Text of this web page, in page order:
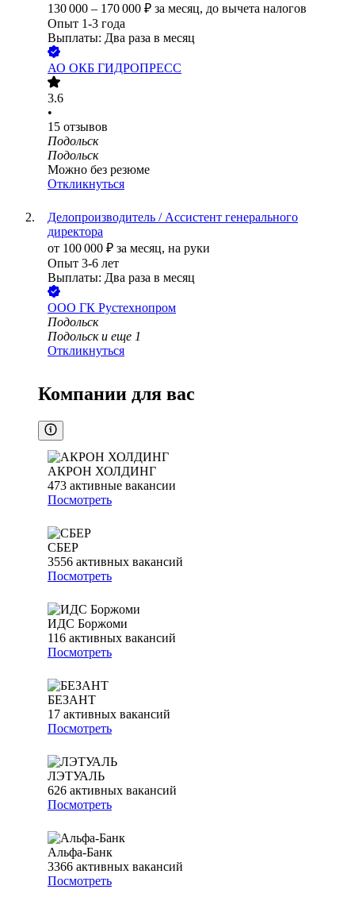
130 000 – 170 000 ₽ за месяц, до вычета налогов
Опыт 1-3 года
Выплаты: Два раза в месяц
АО ОКБ ГИДРОПРЕСС
3.6
•
15 отзывов
Подольск
Подольск
Можно без резюме
Откликнуться
Делопроизводитель / Ассистент генерального
директора
от 100 000 ₽ за месяц, на руки
Опыт 3-6 лет
Выплаты: Два раза в месяц
ООО ГК Рустехнопром
Подольск
Подольск и еще 1
Откликнуться
Компании для вас
АКРОН ХОЛДИНГ
473 активные вакансии
Посмотреть
СБЕР
3556 активных вакансий
Посмотреть
ИДС Боржоми
116 активных вакансий
Посмотреть
БЕЗАНТ
17 активных вакансий
Посмотреть
ЛЭТУАЛЬ
626 активных вакансий
Посмотреть
Альфа-Банк
3366 активных вакансий
Посмотреть